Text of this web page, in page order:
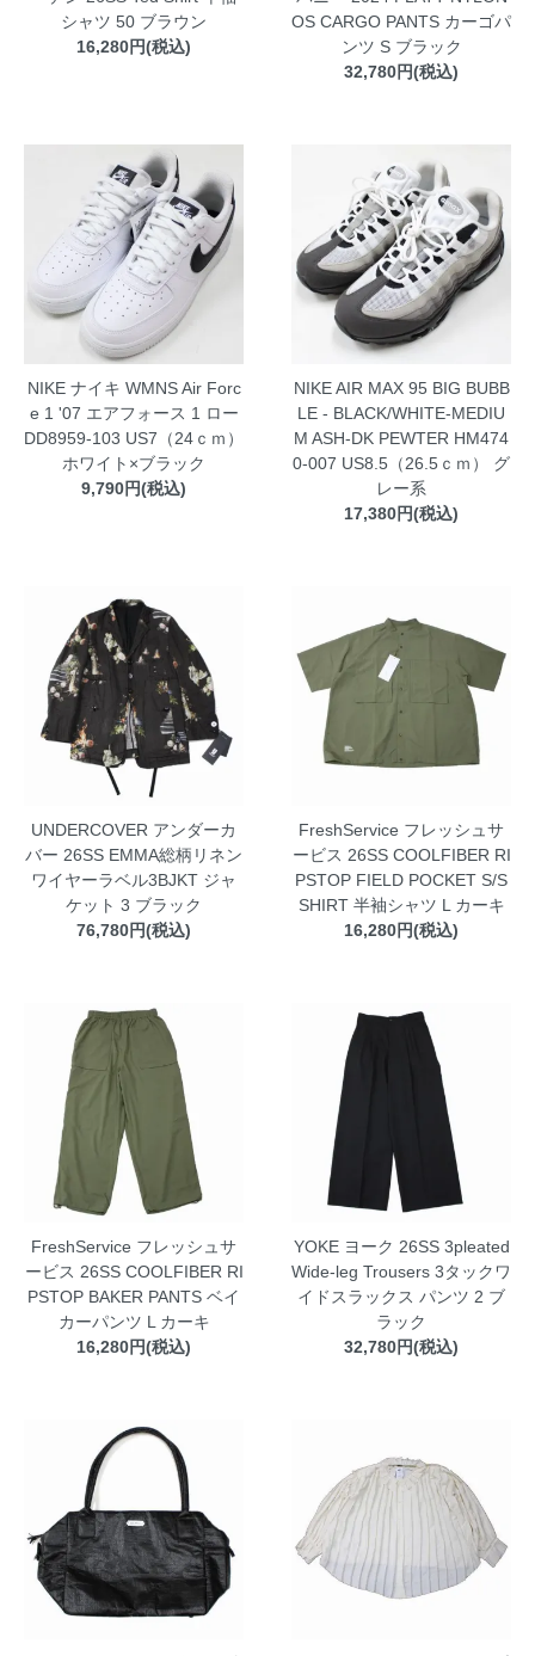
シャツ 50 ブラウン
16,280円(税込)
OS CARGO PANTS カーゴパ
ンツ S ブラック
32,780円(税込)
NIKE ナイキ WMNS Air Forc
e 1 '07 エアフォース 1 ロー
DD8959-103 US7（24ｃｍ）
ホワイト×ブラック
9,790円(税込)
NIKE AIR MAX 95 BIG BUBB
LE - BLACK/WHITE-MEDIU
M ASH-DK PEWTER HM474
0-007 US8.5（26.5ｃｍ） グ
レー系
17,380円(税込)
UNDERCOVER アンダーカ
バー 26SS EMMA総柄リネン
ワイヤーラベル3BJKT ジャ
ケット 3 ブラック
76,780円(税込)
FreshService フレッシュサ
ービス 26SS COOLFIBER RI
PSTOP FIELD POCKET S/S
SHIRT 半袖シャツ L カーキ
16,280円(税込)
FreshService フレッシュサ
ービス 26SS COOLFIBER RI
PSTOP BAKER PANTS ベイ
カーパンツ L カーキ
16,280円(税込)
YOKE ヨーク 26SS 3pleated
Wide-leg Trousers 3タックワ
イドスラックス パンツ 2 ブ
ラック
32,780円(税込)